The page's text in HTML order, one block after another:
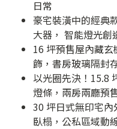
日常
豪宅裝潢中的經典
大器， 智能燈光創
16 坪預售屋內藏
飾，書房玻璃隔封
以光圈先決！15.8
燈條，兩房兩廳預
30 坪日式無印宅
臥榻，公私區域動